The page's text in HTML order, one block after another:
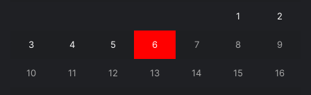
1 2
3 4 5 6 7 8 9
10 11 12 13 14 15 16